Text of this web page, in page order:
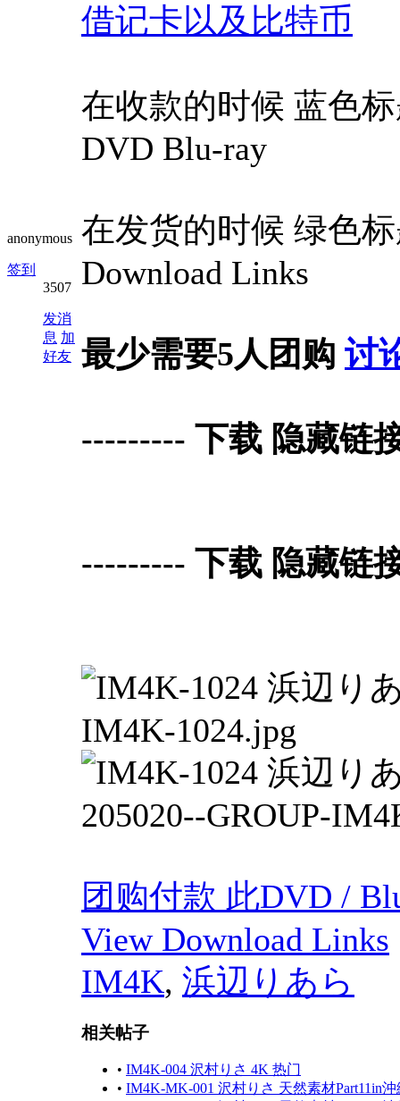
anonymous
签到
3507
发消
息 加
好友
借记卡以及比特币
在收款的时候 蓝色
DVD Blu-ray
在发货的时候 绿色标
Download Links
最少需要5人团购 讨
--------- 下载 隐藏链
--------- 下载 隐藏链
团购付款 此DVD /
View Download Links
IM4K, 浜辺りあら
相关帖子
• IM4K-004 沢村りさ 4K 热门
• IM4K-MK-001 沢村りさ 天然素材Part11in